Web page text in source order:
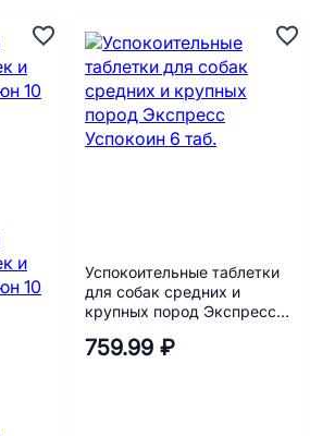
Успокоительные таблетки
для собак средних и
крупных пород Экспресс
759.99 ₽